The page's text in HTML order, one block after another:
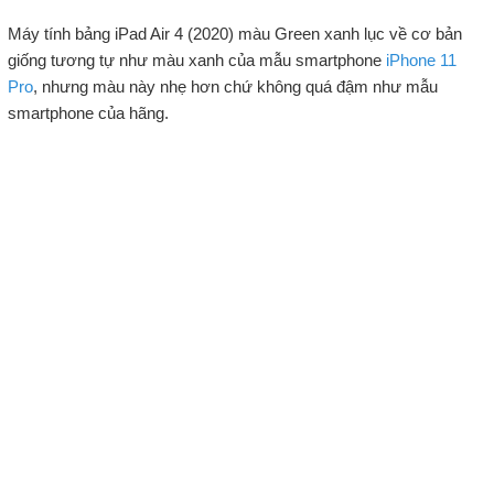
Máy tính bảng iPad Air 4 (2020) màu Green xanh lục về cơ bản
giống tương tự như màu xanh của mẫu smartphone iPhone 11
Pro, nhưng màu này nhẹ hơn chứ không quá đậm như mẫu
smartphone của hãng.